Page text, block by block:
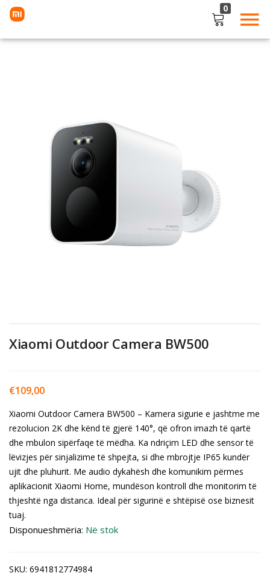
0
Remember me
Xiaomi Outdoor Camera BW500
€109,00
Xiaomi Outdoor Camera BW500 – Kamera sigurie e jashtme me
rezolucion 2K dhe kënd të gjerë 140°, që ofron imazh të qartë
dhe mbulon sipërfaqe të mëdha. Ka ndriçim LED dhe sensor të
lëvizjes për sinjalizime të shpejta, si dhe mbrojtje IP65 kundër
ujit dhe pluhurit. Me audio dykahësh dhe komunikim përmes
aplikacionit Xiaomi Home, mundëson kontroll dhe monitorim të
thjeshtë nga distanca. Ideal për sigurinë e shtëpisë ose biznesit
tuaj.
Disponueshmëria: Në stok
SKU: 6941812774984